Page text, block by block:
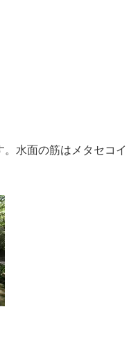
。水面の筋はメタセコイ